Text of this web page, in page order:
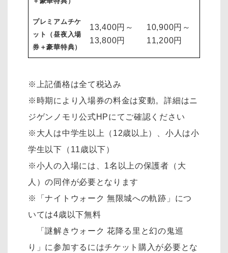
プレミアムチケ
ット（昼夜入場
券＋豪華特典）
13,400円～
13,800円
10,900円～
11,200円
※上記価格は全て税込み
※時期により入場券の料金は変動。詳細はニ
ジゲンノモリ公式HPにてご確認ください
※大人は中学生以上（12歳以上）、小人は小
学生以下（11歳以下）
※小人の入場には、1名以上の保護者（大
人）の同伴が必要となります
※「ナイトウォーク 無限城への軌跡」につ
いては4歳以下無料
「謎解きウォーク 花降る里と幻の鬼巡
り」に参加するにはチケット購入が必要とな